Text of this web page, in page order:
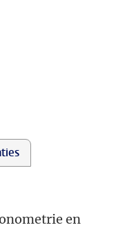
en